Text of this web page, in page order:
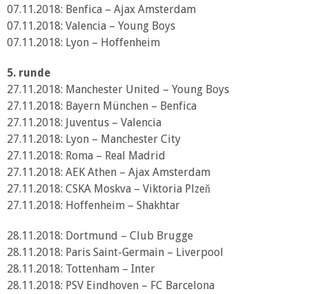
07.11.2018: Benfica – Ajax Amsterdam
07.11.2018: Valencia – Young Boys
07.11.2018: Lyon – Hoffenheim
5. runde
27.11.2018: Manchester United – Young Boys
27.11.2018: Bayern München – Benfica
27.11.2018: Juventus – Valencia
27.11.2018: Lyon – Manchester City
27.11.2018: Roma – Real Madrid
27.11.2018: AEK Athen – Ajax Amsterdam
27.11.2018: CSKA Moskva – Viktoria Plzeň
27.11.2018: Hoffenheim – Shakhtar
28.11.2018: Dortmund – Club Brugge
28.11.2018: Paris Saint-Germain – Liverpool
28.11.2018: Tottenham – Inter
28.11.2018: PSV Eindhoven – FC Barcelona